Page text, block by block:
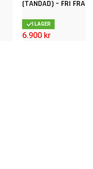
(TANDAD) – FRI
I LAGER
6.900 kr